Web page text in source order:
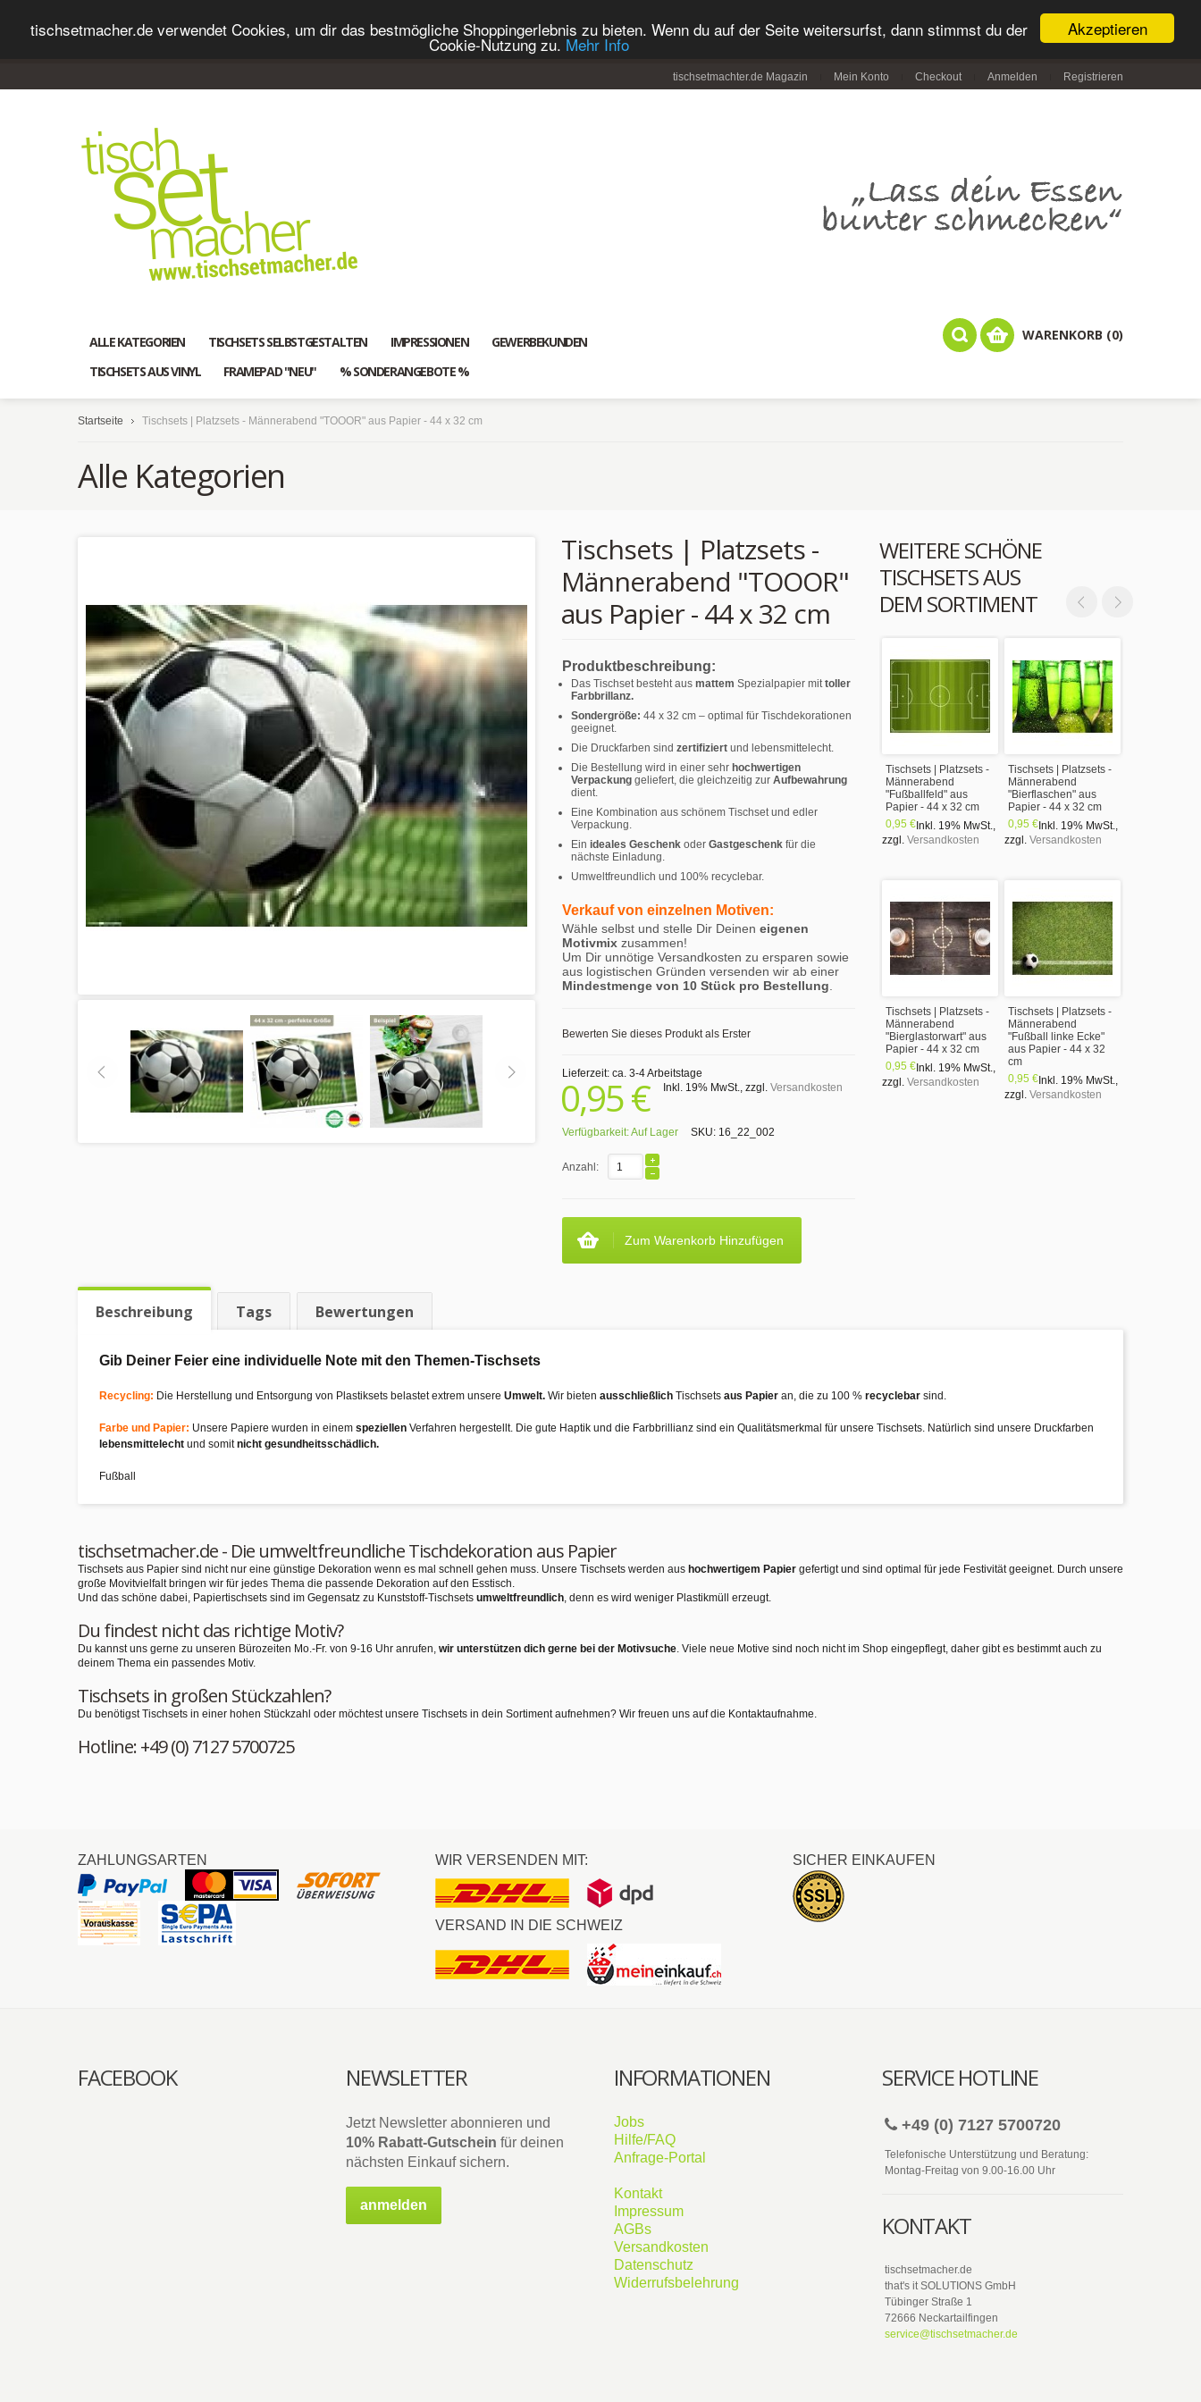
Akzeptieren
tischsetmacher.de verwendet Cookies, um dir das bestmögliche Shoppingerlebnis zu bieten. Wenn du auf der Seite weitersurfst, dann stimmst du der
Cookie-Nutzung zu. Mehr Info
tischsetmachter.de Magazin Mein Konto Checkout Anmelden Registrieren
ALLE KATEGORIEN TISCHSETS SELBSTGESTALTEN IMPRESSIONEN
GEWERBEKUNDEN
TISCHSETS AUS VINYL
FRAMEPAD "NEU" % SONDERANGEBOTE %
WARENKORB (0)
Startseite Tischsets | Platzsets - Männerabend "TOOOR" aus Papier - 44 x 32 cm
Alle Kategorien
WEITERE SCHÖNE
TISCHSETS AUS
DEM SORTIMENT
Tischsets | Platzsets -
Männerabend
"Fußballfeld" aus
Papier - 44 x 32 cm
0,95 € Inkl. 19% MwSt.,
zzgl. Versandkosten
Tischsets | Platzsets -
Männerabend
"Bierflaschen" aus
Papier - 44 x 32 cm
0,95 € Inkl. 19% MwSt.,
zzgl. Versandkosten
Tischsets | Platzsets -
Männerabend
"Bierglastorwart" aus
Papier - 44 x 32 cm
0,95 € Inkl. 19% MwSt.,
zzgl. Versandkosten
Tischsets | Platzsets -
Männerabend
"Fußball linke Ecke"
aus Papier - 44 x 32
cm
0,95 € Inkl. 19% MwSt.,
zzgl. Versandkosten
Tischsets | Platzsets -
Männerabend "TOOOR"
aus Papier - 44 x 32 cm
Produktbeschreibung:
Das Tischset besteht aus mattem Spezialpapier mittoller
Farbbrillanz.
Sondergröße: 44 x 32 cm – optimal für Tischdekorationen
geeignet.
Die Druckfarben sind zertifiziert und lebensmittelecht.
Die Bestellung wird in einer sehr hochwertigen
Verpackung geliefert, die gleichzeitig zur Aufbewahrung
dient.
Eine Kombination aus schönem Tischset und edler
Verpackung.
Ein ideales Geschenk oder Gastgeschenk für die
nächste Einladung.
Umweltfreundlich und 100% recyclebar.
Verkauf von einzelnen Motiven:
Wähle selbst und stelle Dir Deinen eigenen
Motivmix zusammen!
Um Dir unnötige Versandkosten zu ersparen sowie
aus logistischen Gründen versenden wir ab einer
Mindestmenge von 10 Stück pro Bestellung
Bewerten Sie dieses Produkt als Erster
Lieferzeit: ca. 3-4 Arbeitstage
0,95 € Inkl. 19% MwSt., zzgl. Versandkosten
Verfügbarkeit:Auf Lager SKU: 16_22_002
Anzahl:
Zum Warenkorb Hinzufügen
Beschreibung Tags Bewertungen
Gib Deiner Feier eine individuelle Note mit den Themen-Tischsets
Recycling: Die Herstellung und Entsorgung von Plastiksets belastet extrem unsere Umwelt. Wir bieten ausschließlich Tischsets aus Papier an, die zu 100 % recyclebar sind.
Farbe und Papier: Unsere Papiere wurden in einem speziellen Verfahren hergestellt. Die gute Haptik und die Farbbrillianz sind ein Qualitätsmerkmal für unsere Tischsets. Natürlich sind unsere Druckfarben
lebensmittelecht und somitnicht gesundheitsschädlich.
Fußball
tischsetmacher.de - Die umweltfreundliche Tischdekoration aus Papier
Tischsets aus Papier sind nicht nur eine günstige Dekoration wenn es mal schnell gehen muss. Unsere Tischsets werden aus hochwertigem Papier gefertigt und sind optimal für jede Festivität geeignet. Durch unsere
große Movitvielfalt bringen wir für jedes Thema die passende Dekoration auf den Esstisch.
Und das schöne dabei, Papiertischsets sind im Gegensatz zu Kunststoff-Tischsets umweltfreundlich, denn es wird weniger Plastikmüll erzeugt.
Du findest nicht das richtige Motiv?
Du kannst uns gerne zu unseren Bürozeiten Mo.-Fr. von 9-16 Uhr anrufen, wir unterstützen dich gerne bei der Motivsuche. Viele neue Motive sind noch nicht im Shop eingepflegt, daher gibt es bestimmt auch zu
deinem Thema ein passendes Motiv.
Tischsets in großen Stückzahlen?
Du benötigst Tischsets in einer hohen Stückzahl oder möchtest unsere Tischsets in dein Sortiment aufnehmen? Wir freuen uns auf die Kontaktaufnahme.
Hotline: +49 (0) 7127 5700725
ZAHLUNGSARTEN WIR VERSENDEN MIT:
VERSAND IN DIE SCHWEIZ
SICHER EINKAUFEN
FACEBOOK NEWSLETTER
Jetzt Newsletter abonnieren und
10% Rabatt-Gutschein für deinen
nächsten Einkauf sichern.
anmelden
INFORMATIONEN
Jobs
Hilfe/FAQ
Anfrage-Portal
Kontakt
Impressum
AGBs
Versandkosten
Datenschutz
Widerrufsbelehrung
SERVICE HOTLINE
+49 (0) 7127 5700720
Telefonische Unterstützung und Beratung:
Montag-Freitag von 9.00-16.00 Uhr
KONTAKT
tischsetmacher.de
that's it SOLUTIONS GmbH
Tübinger Straße 1
72666 Neckartailfingen
service@tischsetmacher.de